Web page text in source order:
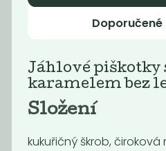
piškotky s
vegan...
99Kč/ Kg
Jáhlové piškotky
karamelem bez
Složení
kukuřičný škrob,